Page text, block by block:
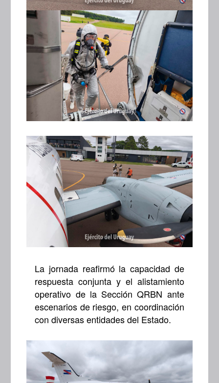
La jornada reafirmó la capacidad de
respuesta conjunta y el alistamiento
operativo de la Sección QRBN ante
escenarios de riesgo, en coordinación
con diversas entidades del Estado.